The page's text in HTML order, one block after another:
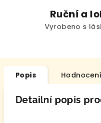
Ruční a
Vyrobeno s
Popis Hodnocení
Detailní popis